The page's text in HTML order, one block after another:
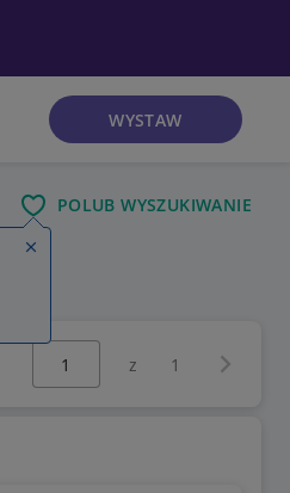
WYSTAW
POLUB WYSZUKIWANIE
Wybierz stronę:
z 1
Zamknij wskazówkę